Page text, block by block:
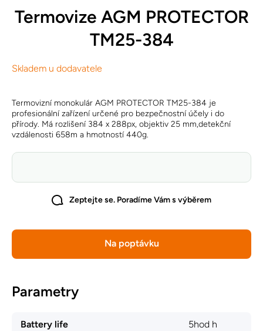
Termovize AGM PROTECTOR
TM25-384
Skladem u dodavatele
Termovizní monokulár AGM PROTECTOR TM25-384 je
profesionální zařízení určené pro bezpečnostní účely i do
přírody. Má rozlišení 384 x 288px, objektiv 25 mm,detekční
vzdálenosti 658m a hmotností 440g.
Zeptejte se. Poradíme Vám s výběrem
Na poptávku
Parametry
Battery life 5hod h